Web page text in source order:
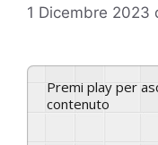
1 Dicembre 2023
Premi play per ascoltare questo
contenuto